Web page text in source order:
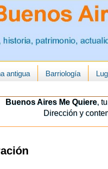
antigua Barriología
Buenos Aires Me Quiere,
Dirección y